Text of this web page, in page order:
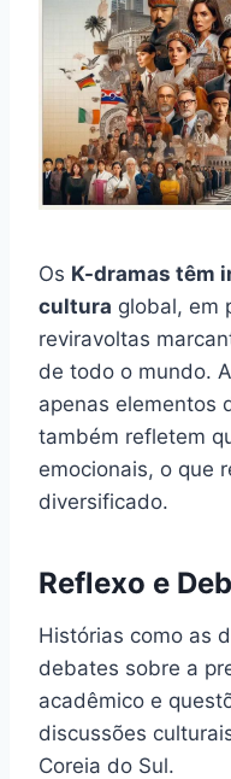
Os K-dramas têm
cultura global, em
reviravoltas
de todo o mundo.
apenas elementos
também refletem
emocionais, o que
diversificado.
Reflexo e
Histórias como as
debates sobre a
acadêmico e
discussões
Coreia do Sul.